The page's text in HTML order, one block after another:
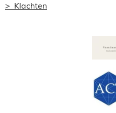
> Klachten